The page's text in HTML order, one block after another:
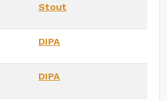
Stout
DIPA
DIPA